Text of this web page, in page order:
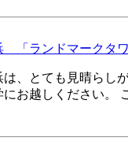
「ランドマークタワ
は、とても見晴らし
にお越しください。